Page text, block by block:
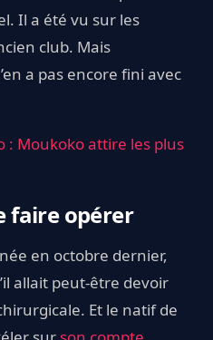
Il a été vu sur les
club. Mais
a pas encore fini avec
: Moukoko attire les plus
faire opérer
en octobre dernier,
allait peut-être devoir
Et le natif de